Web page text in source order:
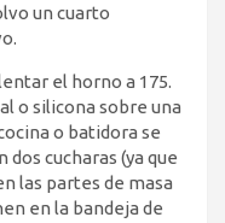
un cuarto
el horno a 175.
o silicona sobre una
o batidora se
cucharas (ya que
las partes de masa
en la bandeja de